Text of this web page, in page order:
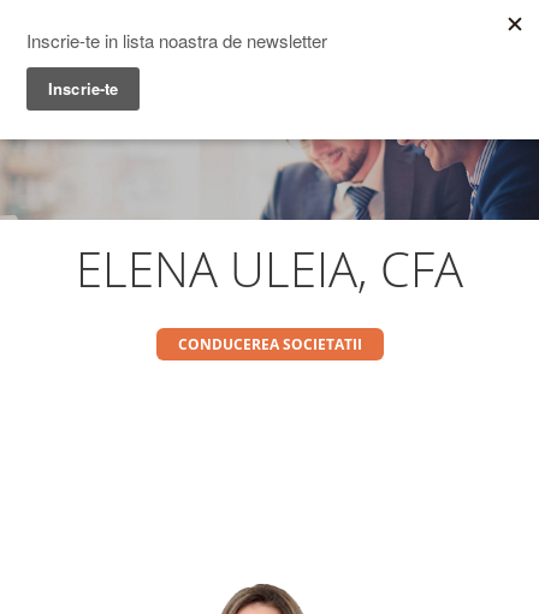
Menu
Prime Transaction
ELENA ULEIA, CFA
CONDUCEREA SOCIETATII